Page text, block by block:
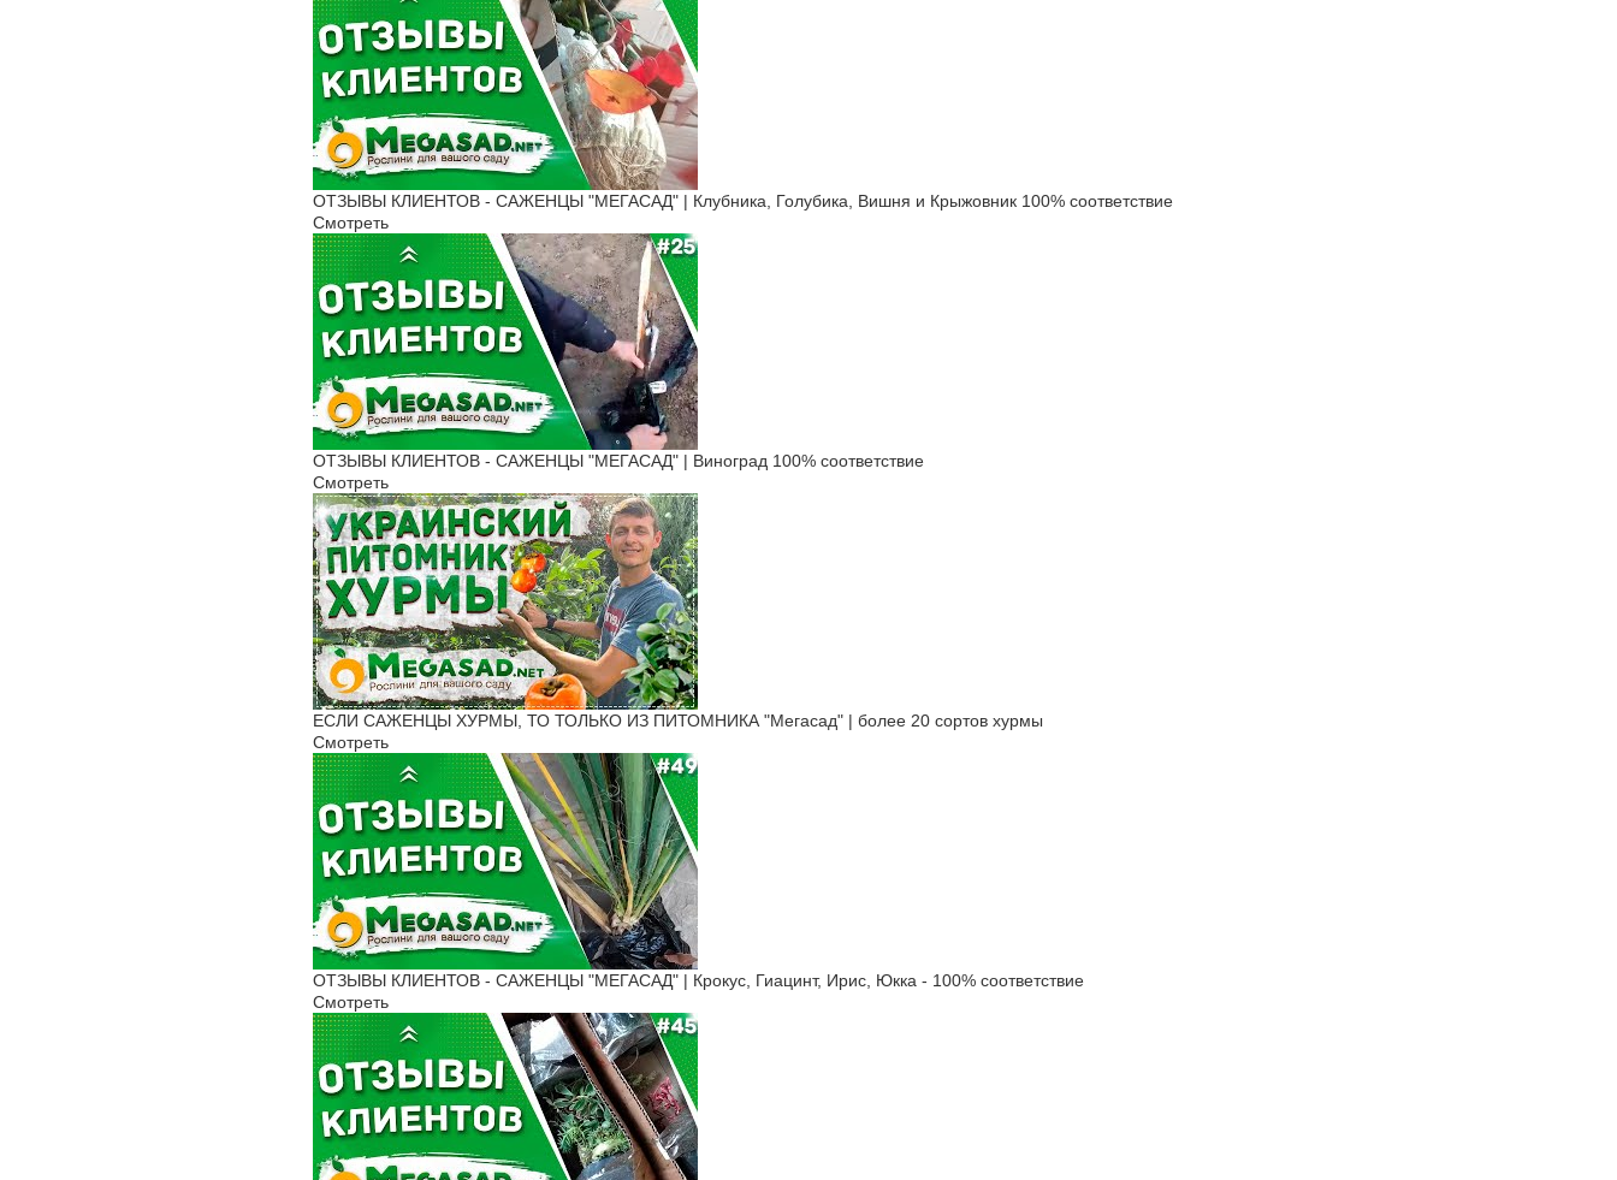
ОТЗЫВЫ КЛИЕНТОВ - САЖЕНЦЫ "МЕГАСАД" | Клубника, Голубика, Вишня и Крыжовник 100% соответствие
Смотреть
ОТЗЫВЫ КЛИЕНТОВ - САЖЕНЦЫ "МЕГАСАД" | Виноград 100% соответствие
Смотреть
ЕСЛИ САЖЕНЦЫ ХУРМЫ, ТО ТОЛЬКО ИЗ ПИТОМНИКА "Мегасад" | более 20 сортов хурмы
Смотреть
ОТЗЫВЫ КЛИЕНТОВ - САЖЕНЦЫ "МЕГАСАД" | Крокус, Гиацинт, Ирис, Юкка - 100% соответствие
Смотреть